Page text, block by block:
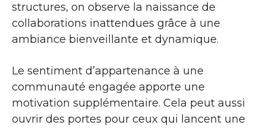
structures, on observe la naissance de
collaborations inattendues grâce à une
ambiance bienveillante et dynamique.
Le sentiment d’appartenance à une
communauté engagée apporte une
motivation supplémentaire. Cela peut aussi
ouvrir des portes pour ceux qui lancent une